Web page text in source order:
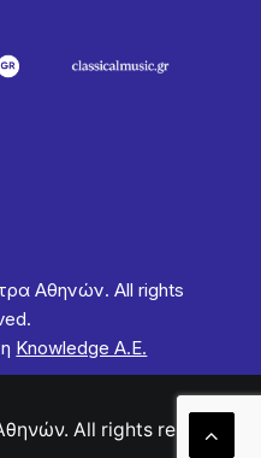
Αθηνών. All rights
Knowledge Α.Ε.
All rights reserved